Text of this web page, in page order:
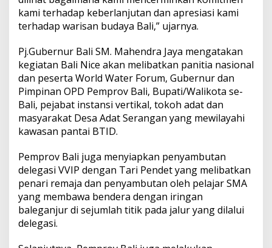
kami terhadap keberlanjutan dan apresiasi kami
terhadap warisan budaya Bali,” ujarnya.
Pj.Gubernur Bali SM. Mahendra Jaya mengatakan
kegiatan Bali Nice akan melibatkan panitia nasional
dan peserta World Water Forum, Gubernur dan
Pimpinan OPD Pemprov Bali, Bupati/Walikota se-
Bali, pejabat instansi vertikal, tokoh adat dan
masyarakat Desa Adat Serangan yang mewilayahi
kawasan pantai BTID.
Pemprov Bali juga menyiapkan penyambutan
delegasi VVIP dengan Tari Pendet yang melibatkan
penari remaja dan penyambutan oleh pelajar SMA
yang membawa bendera dengan iringan
baleganjur di sejumlah titik pada jalur yang dilalui
delegasi.